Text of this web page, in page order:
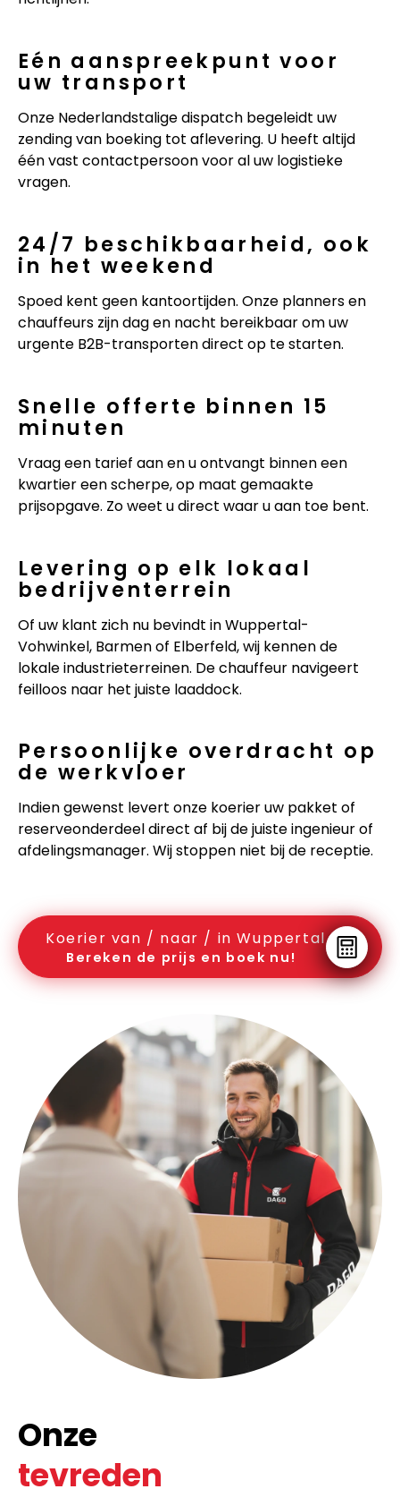
Eén aanspreekpunt voor
uw transport
Onze Nederlandstalige dispatch begeleidt uw
zending van boeking tot aflevering. U heeft altijd
één vast contactpersoon voor al uw logistieke
vragen.
24/7 beschikbaarheid, ook
in het weekend
Spoed kent geen kantoortijden. Onze planners en
chauffeurs zijn dag en nacht bereikbaar om uw
urgente B2B-transporten direct op te starten.
Snelle offerte binnen 15
minuten
Vraag een tarief aan en u ontvangt binnen een
kwartier een scherpe, op maat gemaakte
prijsopgave. Zo weet u direct waar u aan toe bent.
Levering op elk lokaal
bedrijventerrein
Of uw klant zich nu bevindt in Wuppertal-
Vohwinkel, Barmen of Elberfeld, wij kennen de
lokale industrieterreinen. De chauffeur navigeert
feilloos naar het juiste laaddock.
Persoonlijke overdracht op
de werkvloer
Indien gewenst levert onze koerier uw pakket of
reserveonderdeel direct af bij de juiste ingenieur of
afdelingsmanager. Wij stoppen niet bij de receptie.
Koerier van / naar / in Wuppertal
Bereken de prijs en boek nu!
Onze
tevreden